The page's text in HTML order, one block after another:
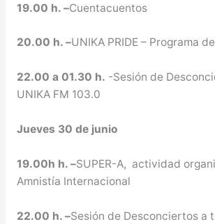
19.00 h. –Cuentacuentos
20.00 h. –UNIKA PRIDE – Programa
22.00 a 01.30 h. -Sesión de
UNIKA FM 103.0
Jueves 30 de junio
19.00h h. –SUPER-A, actividad
Amnistía Internacional
22.00 h. –Sesión de Desconciertos a